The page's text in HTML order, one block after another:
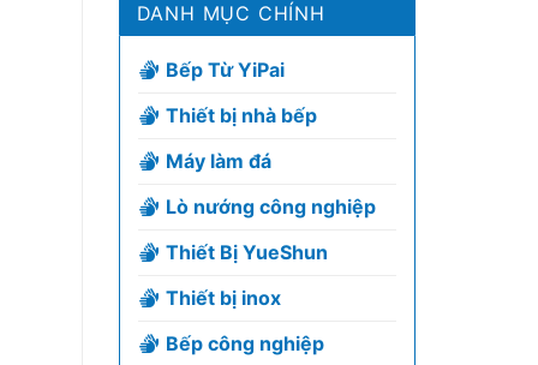
DANH MỤC CHÍNH
Bếp Từ YiPai
Thiết bị nhà bếp
Máy làm đá
Lò nướng công nghiệp
Thiết Bị YueShun
Thiết bị inox
Bếp công nghiệp